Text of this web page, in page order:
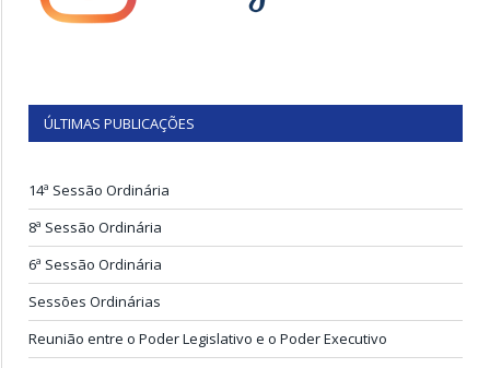
ÚLTIMAS PUBLICAÇÕES
14ª Sessão Ordinária
8ª Sessão Ordinária
6ª Sessão Ordinária
Sessões Ordinárias
Reunião entre o Poder Legislativo e o Poder Executivo